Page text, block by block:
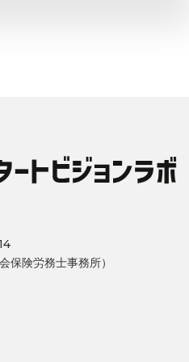
保険労務士事務所）